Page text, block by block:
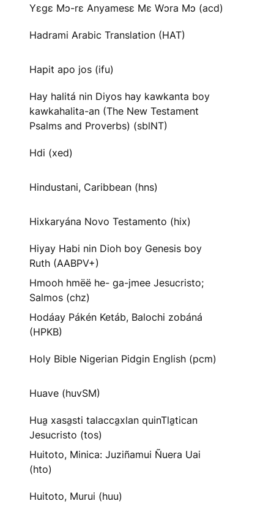
Yɛgɛ Mɔ-rɛ Anyamesɛ Mɛ Wɔra Mɔ (acd)
Hadrami Arabic Translation (HAT)
Hapit apo jos (ifu)
Hay halitá nin Diyos hay kawkanta boy
kawkahalita-an (The New Testament
Psalms and Proverbs) (sblNT)
Hdi (xed)
Hindustani, Caribbean (hns)
Hixkaryána Novo Testamento (hix)
Hiyay Habi nin Dioh boy Genesis boy
Ruth (AABPV+)
Hmooh hmëë he- ga-jmee Jesucristo;
Salmos (chz)
Hodáay Pákén Ketáb, Balochi zobáná
(HPKB)
Holy Bible Nigerian Pidgin English (pcm)
Huave (huvSM)
Hua̱ xasa̱sti talacca̱xlan quinTla̱tican
Jesucristo (tos)
Huitoto, Minica: Juziñamui Ñuera Uai
(hto)
Huitoto, Murui (huu)